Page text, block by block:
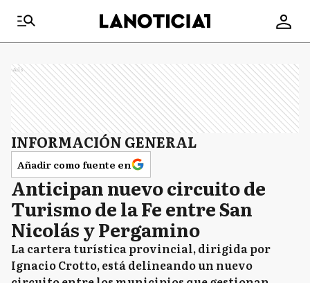
Ads
INFORMACIÓN GENERAL
Añadir como fuente en
Anticipan nuevo circuito de
Turismo de la Fe entre San
Nicolás y Pergamino
La cartera turística provincial, dirigida por
Ignacio Crotto, está delineando un nuevo